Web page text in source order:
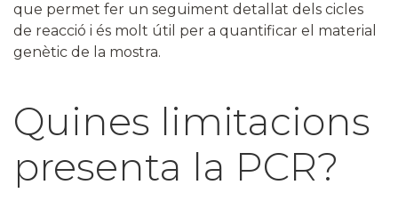
que permet fer un seguiment detallat dels cicles
de reacció i és molt útil per a quantificar el material
genètic de la mostra.
Quines limitacions
presenta la PCR?